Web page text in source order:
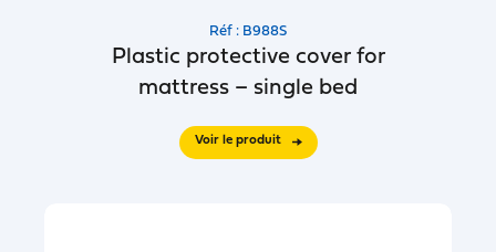
Réf : B988S
Plastic protective cover for
mattress – single bed
Voir le produit